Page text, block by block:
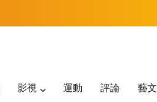
影視 運動 評論 藝文